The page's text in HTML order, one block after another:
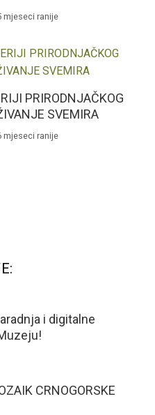
mjeseci ranije
PRIRODNJAČKOG
SVEMIRA
mjeseci ranije
i digitalne
CRNOGORSKE